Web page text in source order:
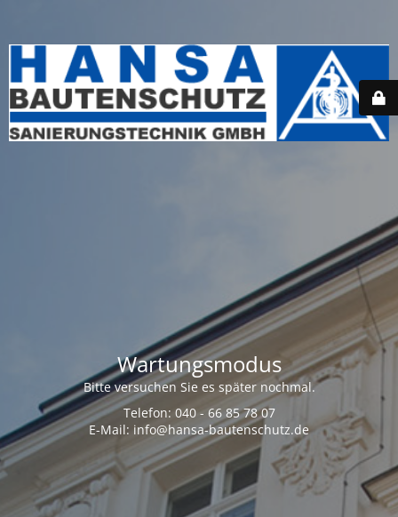
Wartungsmodus
Bitte versuchen Sie es später nochmal.
Telefon: 040 - 66 85 78 07
E-Mail: info@hansa-bautenschutz.de